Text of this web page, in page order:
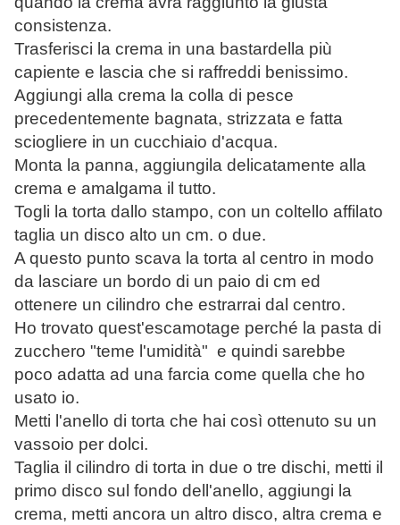
consistenza.
Trasferisci la crema in una bastardella più
capiente e lascia che si raffreddi benissimo.
Aggiungi alla crema la colla di pesce
precedentemente bagnata, strizzata e fatta
sciogliere in un cucchiaio d'acqua.
Monta la panna, aggiungila delicatamente alla
crema e amalgama il tutto.
Togli la torta dallo stampo, con un coltello affilato
taglia un disco alto un cm. o due.
A questo punto scava la torta al centro in modo
da lasciare un bordo di un paio di cm ed
ottenere un cilindro che estrarrai dal centro.
Ho trovato quest'escamotage perché la pasta di
zucchero "teme l'umidità" e quindi sarebbe
poco adatta ad una farcia come quella che ho
usato io.
Metti l'anello di torta che hai così ottenuto su un
vassoio per dolci.
Taglia il cilindro di torta in due o tre dischi, metti il
primo disco sul fondo dell'anello, aggiungi la
crema, metti ancora un altro disco, altra crema e